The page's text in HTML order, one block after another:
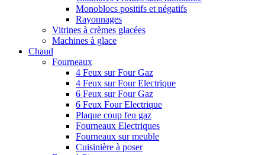
Monoblocs positifs et négatifs
Rayonnages
Vitrines à crèmes glacées
Machines à glace
Chaud
Fourneaux
4 Feux sur Four Gaz
4 Feux sur Four Electrique
6 Feux sur Four Gaz
6 Feux Four Electrique
Plaque coup feu gaz
Fourneaux Electriques
Fourneaux sur meuble
Cuisinière à poser